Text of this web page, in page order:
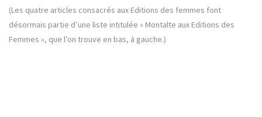
(Les quatre articles consacrés aux Editions des femmes font
désormais partie d’une liste intitulée « Montalte aux Editions des
Femmes », que l’on trouve en bas, à gauche.)